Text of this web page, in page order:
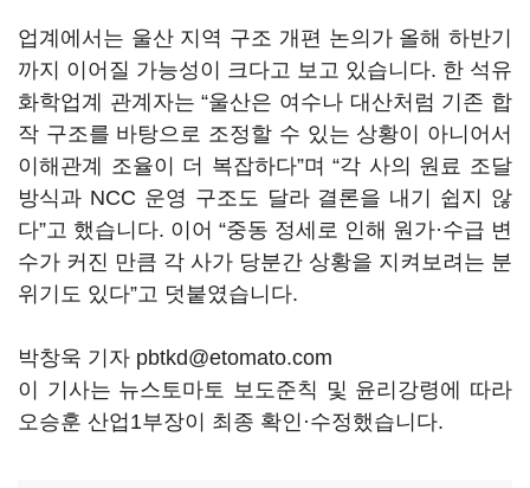
업계에서는 울산 지역 구조 개편 논의가 올해 하반기
까지 이어질 가능성이 크다고 보고 있습니다. 한 석유
화학업계 관계자는 “울산은 여수나 대산처럼 기존 합
작 구조를 바탕으로 조정할 수 있는 상황이 아니어서
이해관계 조율이 더 복잡하다”며 “각 사의 원료 조달
방식과 NCC 운영 구조도 달라 결론을 내기 쉽지 않
다”고 했습니다. 이어 “중동 정세로 인해 원가·수급 변
수가 커진 만큼 각 사가 당분간 상황을 지켜보려는 분
위기도 있다”고 덧붙였습니다.
박창욱 기자 pbtkd@etomato.com
이 기사는 뉴스토마토 보도준칙 및 윤리강령에 따라
오승훈 산업1부장이 최종 확인·수정했습니다.